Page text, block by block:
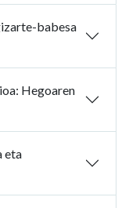
babesa
Hegoaren
eta